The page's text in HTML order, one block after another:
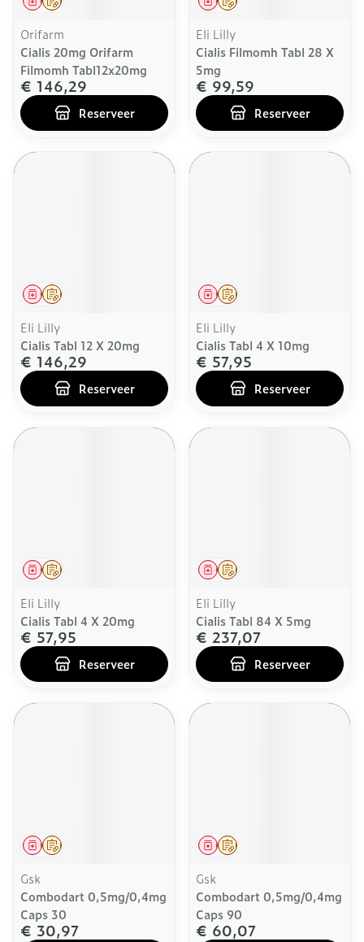
Orifarm
Cialis 20mg Orifarm
Filmomh Tabl12x20mg
€ 146,29
Reserveer
Eli Lilly
Cialis Filmomh Tabl 28 X
5mg
€ 99,59
Reserveer
Op voorschrift
Geneesmiddel
Eli Lilly
Cialis Tabl 12 X 20mg
€ 146,29
Reserveer
Op voorschrift
Geneesmiddel
Eli Lilly
Cialis Tabl 4 X 10mg
€ 57,95
Reserveer
Op voorschrift
Geneesmiddel
Eli Lilly
Cialis Tabl 4 X 20mg
€ 57,95
Reserveer
Op voorschrift
Geneesmiddel
Eli Lilly
Cialis Tabl 84 X 5mg
€ 237,07
Reserveer
Op voorschrift
Geneesmiddel
Gsk
Combodart 0,5mg/0,4mg
Caps 30
€ 30,97
Op voorschrift
Geneesmiddel
Gsk
Combodart 0,5mg/0,4mg
Caps 90
€ 60,07